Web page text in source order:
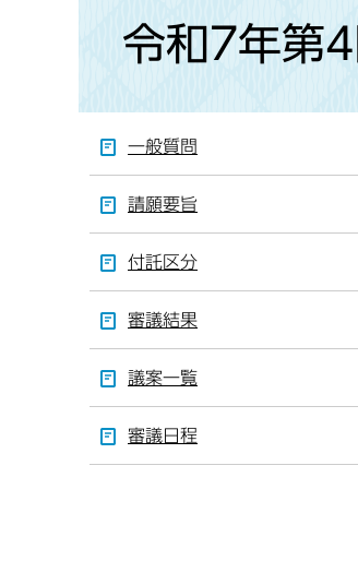
か
令和7年第
一般質問
請願要旨
付託区分
審議結果
議案一覧
審議日程